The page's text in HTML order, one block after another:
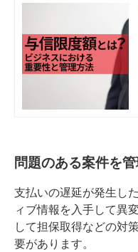
問題のある案件を
支払いの遅延が発生し
ィブ情報を入手して異
して担保取得などの対
要があります。